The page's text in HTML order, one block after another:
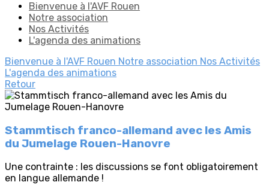
Bienvenue à l'AVF Rouen
Notre association
Nos Activités
L'agenda des animations
Bienvenue à l'AVF Rouen Notre association Nos Activités
L'agenda des animations
Retour
Stammtisch franco-allemand avec les Amis
du Jumelage Rouen-Hanovre
Une contrainte : les discussions se font obligatoirement
en langue allemande !